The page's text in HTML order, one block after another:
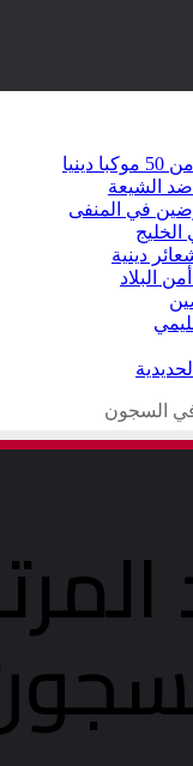
الشيعة
في المنفى
دينية
البلاد
في السجون